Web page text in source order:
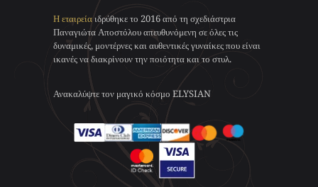
επιλογές
μπορούν
να
επιλεγούν
στη
σελίδα
του
προϊόντος
να
επιλεγούν
στη
σελίδα
Η εταιρείαιδρύθηκε το 2016 από τη σχεδιάστρια
Παναγιώτα Αποστόλου απευθυνόμενη σε όλες τις
δυναμικές, μοντέρνες και αυθεντικές γυναίκες που είναι
ικανές να διακρίνουν την ποιότητα και το στυλ.
Ανακαλύψτε τον μαγικό κόσμο ELYSIAN